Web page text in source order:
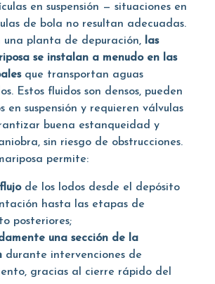
en suspensión — situaciones en
de bola no resultan adecuadas.
una planta de depuración,
las
se instalan a menudo en las
que transportan aguas
Estos fluidos son densos, pueden
en suspensión y requieren válvulas
buena estanqueidad y
sin riesgo de obstrucciones.
permite:
de los lodos desde el depósito
hasta las etapas de
posteriores;
una sección de la
durante intervenciones de
gracias al cierre rápido del